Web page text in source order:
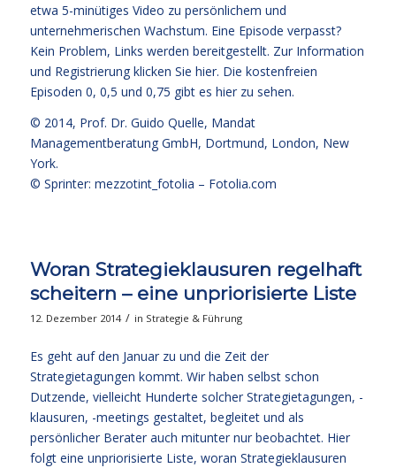
etwa 5-minütiges Video zu persönlichem und
unternehmerischen Wachstum. Eine Episode verpasst?
Kein Problem, Links werden bereitgestellt. Zur Information
und Registrierung klicken Sie hier. Die kostenfreien
Episoden 0, 0,5 und 0,75 gibt es hier zu sehen.
© 2014, Prof. Dr. Guido Quelle, Mandat
Managementberatung GmbH, Dortmund, London, New
York.
© Sprinter: mezzotint_fotolia – Fotolia.com
Woran Strategieklausuren regelhaft
scheitern – eine unpriorisierte Liste
12. Dezember 2014 / in Strategie & Führung
Es geht auf den Januar zu und die Zeit der
Strategietagungen kommt. Wir haben selbst schon
Dutzende, vielleicht Hunderte solcher Strategietagungen, -
klausuren, -meetings gestaltet, begleitet und als
persönlicher Berater auch mitunter nur beobachtet. Hier
folgt eine unpriorisierte Liste, woran Strategieklausuren